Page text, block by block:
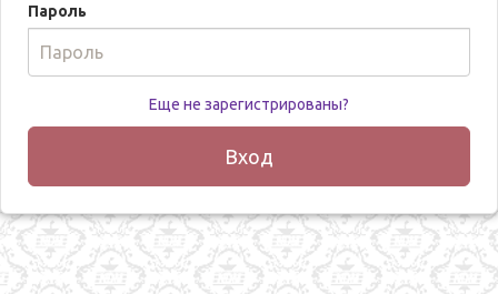
Пароль
Еще не зарегистрированы?
Вход